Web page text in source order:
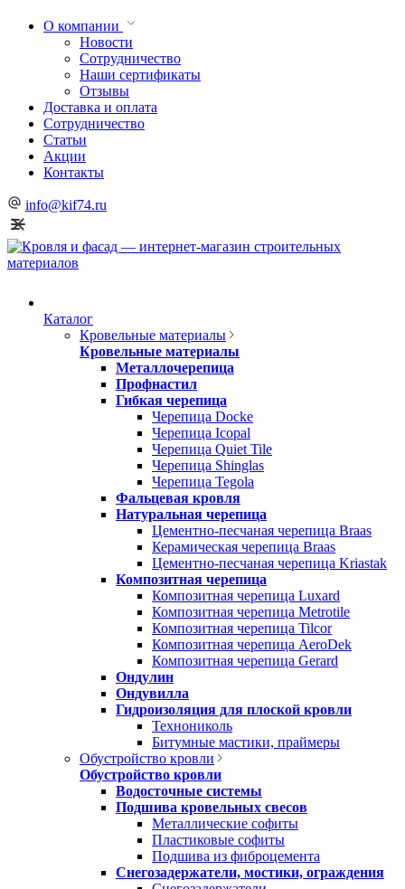
О компании
Новости
Сотрудничество
Наши сертификаты
Отзывы
Доставка и оплата
Сотрудничество
Статьи
Акции
Контакты
info@kif74.ru
Каталог
Кровельные материалы
Кровельные материалы
Металлочерепица
Профнастил
Гибкая черепица
Черепица Docke
Черепица Icopal
Черепица Quiet Tile
Черепица Shinglas
Черепица Tegola
Фальцевая кровля
Натуральная черепица
Цементно-песчаная черепица Braas
Керамическая черепица Braas
Цементно-песчаная черепица Kriastak
Композитная черепица
Композитная черепица Luxard
Композитная черепица Metrotile
Композитная черепица Tilcor
Композитная черепица AeroDek
Композитная черепица Gerard
Ондулин
Ондувилла
Гидроизоляция для плоской кровли
Технониколь
Битумные мастики, праймеры
Обустройство кровли
Обустройство кровли
Водосточные системы
Подшива кровельных свесов
Металлические софиты
Пластиковые софиты
Подшива из фиброцемента
Снегозадержатели, мостики, ограждения